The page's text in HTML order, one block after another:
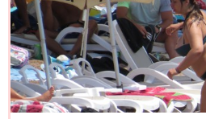
KULIĆI ZAJEDNO NA
naručuje na plaži, Siniša
u vodi, a svima pažnju
Tijana (VIDEO)
Pomračenje
dana: Evo gde